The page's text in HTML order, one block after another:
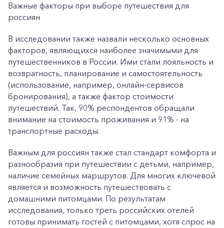
Важные факторы при выборе путешествия для
россиян
В исследовании также назвали несколько основных
факторов, являющихся наиболее значимыми для
путешественников в России. Ими стали лояльность и
возвратность, планирование и самостоятельность
(использование, например, онлайн-сервисов
бронирования), а также фактор стоимости
путешествий. Так, 90% респондентов обращали
внимание на стоимость проживания и 91% - на
транспортные расходы.
Важным для россиян также стал стандарт комфорта и
разнообразия при путешествии с детьми, например,
наличие семейных маршрутов. Для многих ключевой
является и возможность путешествовать с
домашними питомцами. По результатам
исследования, только треть российских отелей
готовы принимать гостей с питомцами, хотя спрос на